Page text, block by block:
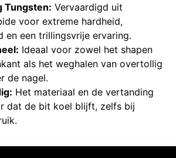
Tungsten: Vervaardigd uit
voor extreme hardheid,
en een trillingsvrije ervaring.
Ideaal voor zowel het shapen
als het weghalen van overtollig
de nagel.
Het materiaal en de vertanding
dat de bit koel blijft, zelfs bij